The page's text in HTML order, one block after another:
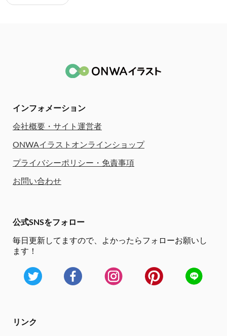
インフォメーション
会社概要・サイト運営者
ONWAイラストオンラインショップ
プライバシーポリシー・免責事項
お問い合わせ
公式SNSをフォロー
毎日更新してますので、
よかったらフォローお願いし
ます！
リンク